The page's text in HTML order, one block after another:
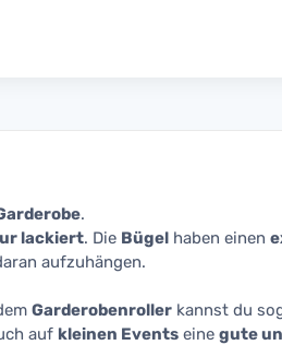
.
lackiert. Die Bügel haben einen
aufzuhängen.
Garderobenroller kannst du
auf kleinen Events eine gute